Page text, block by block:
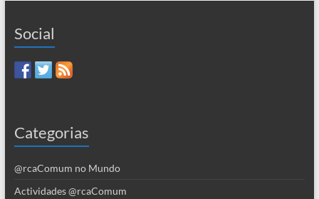
Social
Categorias
@rcaComum no Mundo
Actividades @rcaComum